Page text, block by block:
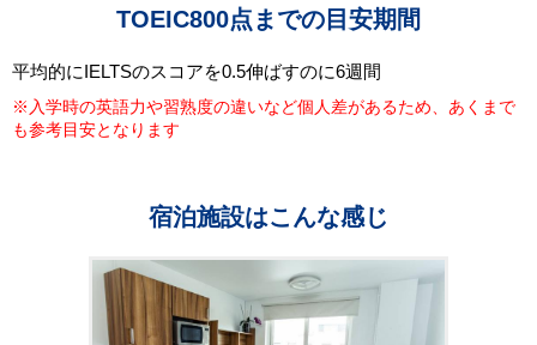
TOEIC800点までの目安期間
平均的にIELTSのスコアを0.5伸ばすのに6週間
※入学時の英語力や習熟度の違いなど個人差があるため、あくまで
も参考目安となります
宿泊施設はこんな感じ